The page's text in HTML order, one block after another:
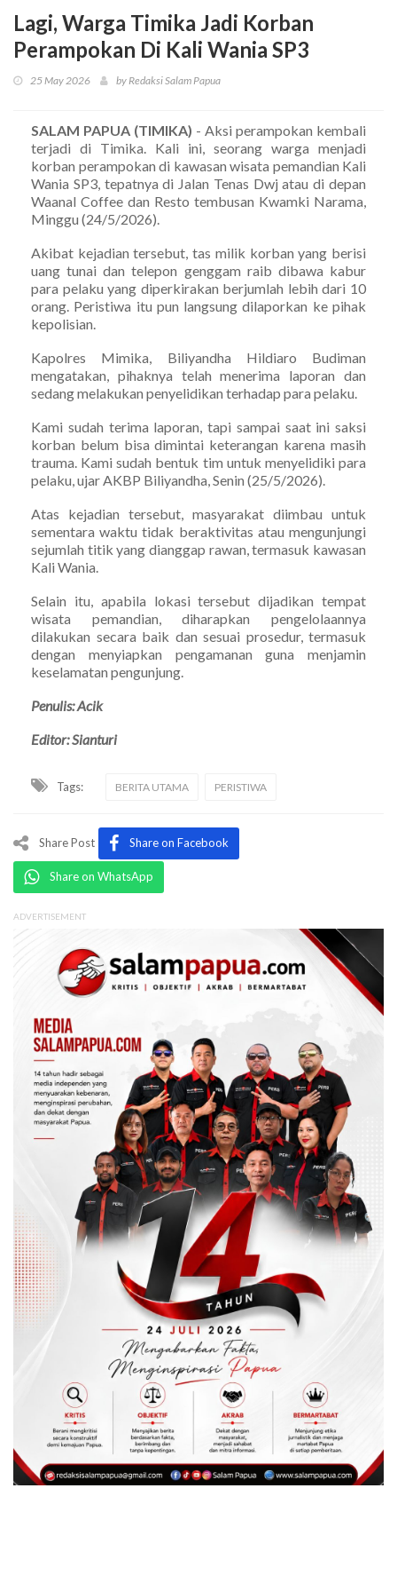
Lagi, Warga Timika Jadi Korban
Perampokan Di Kali Wania SP3
25 May 2026 by Redaksi Salam Papua
SALAM PAPUA (TIMIKA) - Aksi perampokan kembali
terjadi di Timika. Kali ini, seorang warga menjadi
korban perampokan di kawasan wisata pemandian Kali
Wania SP3, tepatnya di Jalan Tenas Dwj atau di depan
Waanal Coffee dan Resto tembusan Kwamki Narama,
Minggu (24/5/2026).
Akibat kejadian tersebut, tas milik korban yang berisi
uang tunai dan telepon genggam raib dibawa kabur
para pelaku yang diperkirakan berjumlah lebih dari 10
orang. Peristiwa itu pun langsung dilaporkan ke pihak
kepolisian.
Kapolres Mimika, Biliyandha Hildiaro Budiman
mengatakan, pihaknya telah menerima laporan dan
sedang melakukan penyelidikan terhadap para pelaku.
Kami sudah terima laporan, tapi sampai saat ini saksi
korban belum bisa dimintai keterangan karena masih
trauma. Kami sudah bentuk tim untuk menyelidiki para
pelaku, ujar AKBP Biliyandha, Senin (25/5/2026).
Atas kejadian tersebut, masyarakat diimbau untuk
sementara waktu tidak beraktivitas atau mengunjungi
sejumlah titik yang dianggap rawan, termasuk kawasan
Kali Wania.
Selain itu, apabila lokasi tersebut dijadikan tempat
wisata pemandian, diharapkan pengelolaannya
dilakukan secara baik dan sesuai prosedur, termasuk
dengan menyiapkan pengamanan guna menjamin
keselamatan pengunjung.
Penulis: Acik
Editor: Sianturi
Tags: BERITA UTAMA PERISTIWA
Share Post Share on Facebook
Share on WhatsApp
ADVERTISEMENT